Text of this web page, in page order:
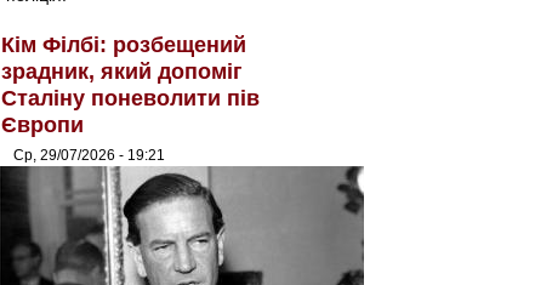
Кім Філбі: розбещений
зрадник, який допоміг
Сталіну поневолити пів
Європи
Ср, 29/07/2026 - 19:21